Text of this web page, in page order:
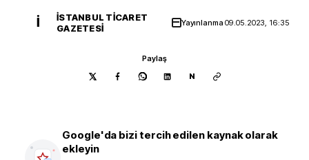
İ
İSTANBUL TICARET
GAZETESI
Yayınlanma09.05.2023, 16:35
Paylaş
N
Google'da bizi tercih edilen kaynak olarak
ekleyin